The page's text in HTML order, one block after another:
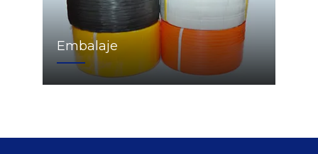
Embalaje